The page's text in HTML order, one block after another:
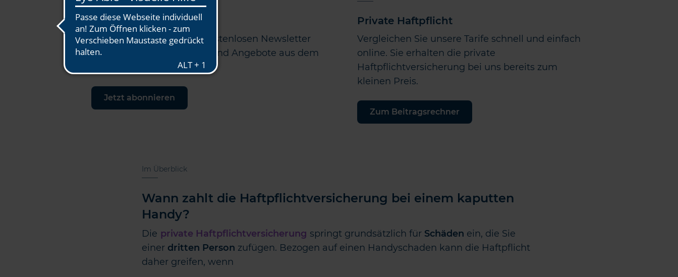
GVV Newsletter
Abonnieren Sie unseren kostenlosen Newsletter
für weitere Informationen und Angebote aus dem
Bereich Versicherungen.
Jetzt abonnieren
Private Haftpflicht
Vergleichen Sie unsere Tarife schnell und einfach
online. Sie erhalten die private
Haftpflichtversicherung bei uns bereits zum
kleinen Preis.
Zum Beitragsrechner
Im Überblick
Wann zahlt die Haftpflichtversicherung bei einem kaputten
Handy?
Die private Haftpflichtversicherung springt grundsätzlich für Schäden ein, die Sie
einer dritten Person zufügen. Bezogen auf einen Handyschaden kann die Haftpflicht
daher greifen, wenn